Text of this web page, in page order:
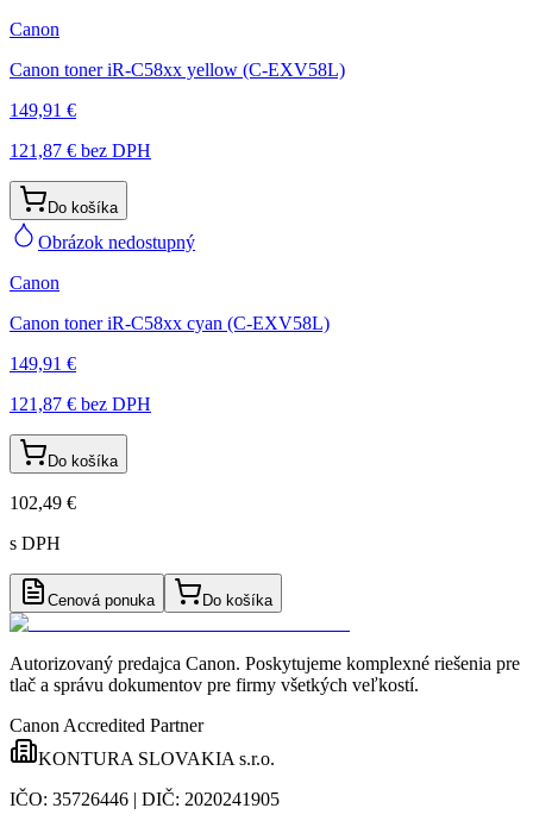
Canon
Canon toner iR-C58xx yellow (C-EXV58L)
149,91 €
121,87 € bez DPH
Do košíka
Obrázok nedostupný
Canon
Canon toner iR-C58xx cyan (C-EXV58L)
149,91 €
121,87 € bez DPH
Do košíka
102,49 €
s DPH
Cenová ponuka Do košíka
Autorizovaný predajca Canon. Poskytujeme komplexné riešenia pre
tlač a správu dokumentov pre firmy všetkých veľkostí.
Canon Accredited Partner
KONTURA SLOVAKIA s.r.o.
IČO: 35726446 | DIČ: 2020241905